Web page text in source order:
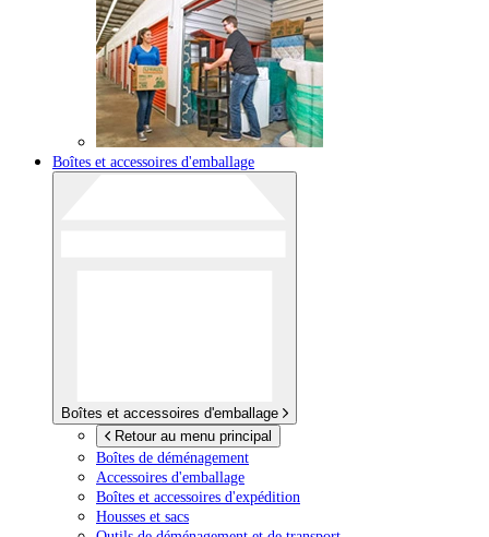
Boîtes et accessoires d'emballage
Boîtes et accessoires d'emballage
Retour au menu principal
Boîtes de déménagement
Accessoires d'emballage
Boîtes et accessoires d'expédition
Housses et sacs